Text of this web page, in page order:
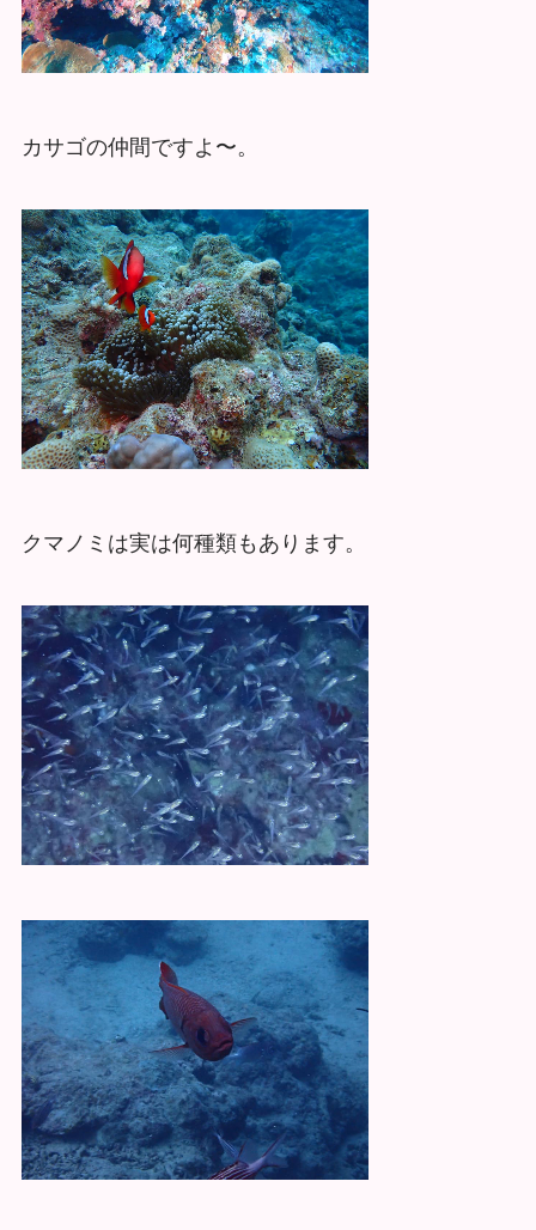
カサゴの仲間ですよ〜。
クマノミは実は何種類もあります。